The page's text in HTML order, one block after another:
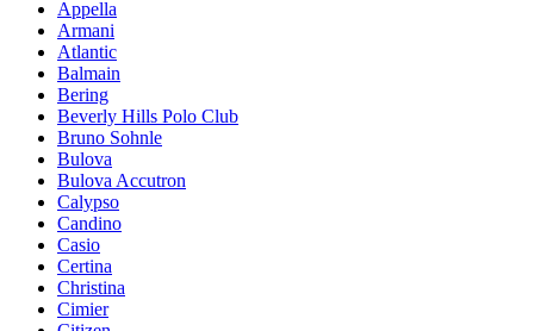
Appella
Armani
Atlantic
Balmain
Bering
Beverly Hills Polo Club
Bruno Sohnle
Bulova
Bulova Accutron
Calypso
Candino
Casio
Certina
Christina
Cimier